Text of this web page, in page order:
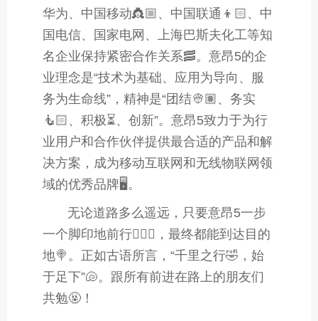
华为、中国移动👸🏼、中国联通👦🏻、中
国电信、国家电网、上海巴斯夫化工等知
名企业保持紧密合作关系🥓。意昂5的企
业理念是“技术为基础、应用为导向、服
务为生命线”，精神是“团结👳🏽、务实
🧜🏻、积极⏳、创新”。意昂5致力于为行
业用户和合作伙伴提供最合适的产品和解
决方案，成为移动互联网和无线物联网领
域的优秀品牌🖥。
无论道路多么遥远，只要意昂5一步
一个脚印地前行🤹🏼‍♀️，最终都能到达目的
地🍭。正如古语所言，“千里之行🤣，始
于足下”🐚。跟所有前进在路上的朋友们
共勉🤬！